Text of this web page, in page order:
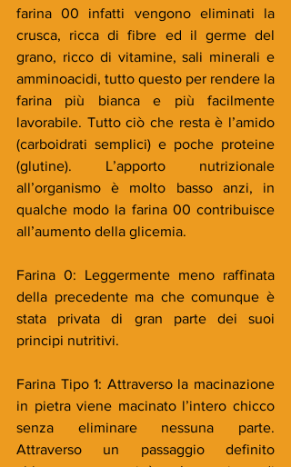
farina 00 infatti vengono eliminati la
crusca, ricca di fibre ed il germe del
grano, ricco di vitamine, sali minerali e
amminoacidi, tutto questo per rendere la
farina più bianca e più facilmente
lavorabile. Tutto ciò che resta è l’amido
(carboidrati semplici) e poche proteine
(glutine). L’apporto nutrizionale
all’organismo è molto basso anzi, in
qualche modo la farina 00 contribuisce
all’aumento della glicemia.
Farina 0: Leggermente meno raffinata
della precedente ma che comunque è
stata privata di gran parte dei suoi
principi nutritivi.
Farina Tipo 1: Attraverso la macinazione
in pietra viene macinato l’intero chicco
senza eliminare nessuna parte.
Attraverso un passaggio definito